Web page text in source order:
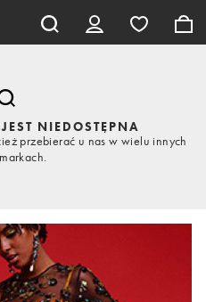
NIEDOSTĘPNA
przebierać u nas w wielu innych